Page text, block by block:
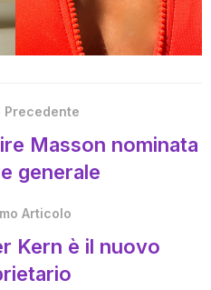
Precedente
Masson nominata
generale
Articolo
Kern è il nuovo